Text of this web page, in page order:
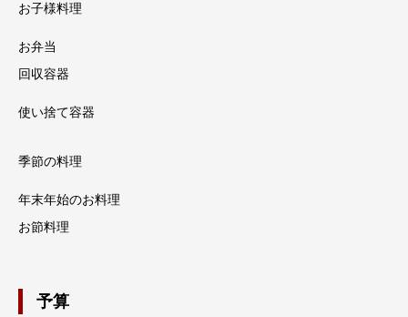
お子様料理
お弁当
回収容器
使い捨て容器
季節の料理
年末年始のお料理
お節料理
予算